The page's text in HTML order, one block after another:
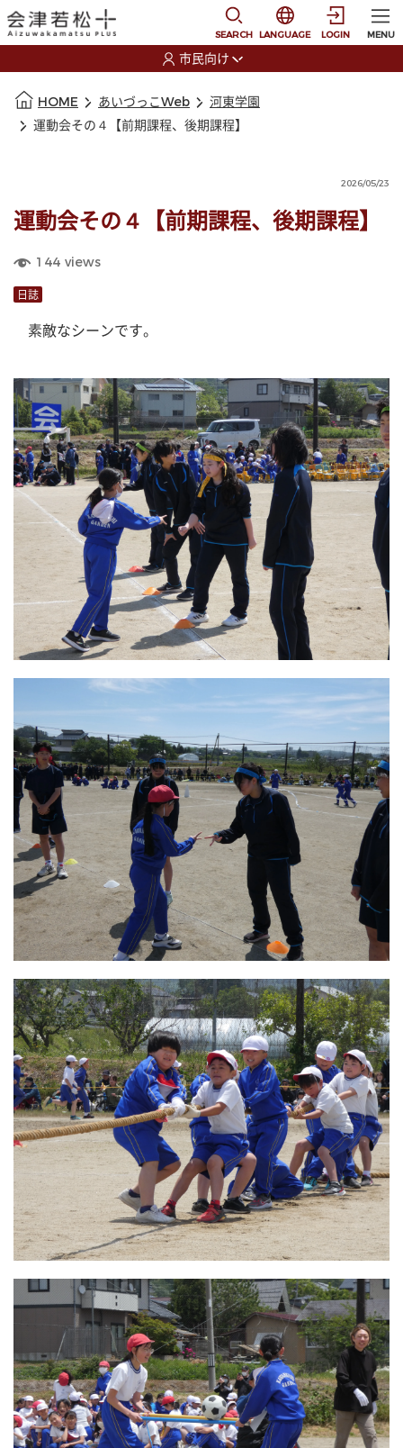
SEARCH
選択すると言語の切
LANGUAGE LOGIN MENU
市民向け
HOME あいづっこWeb
河東学園
運動会その４【前期課程、後期課程】
2026/05/23
運動会その４【前期課程、後期課程】
144 views
日誌
素敵なシーンです。